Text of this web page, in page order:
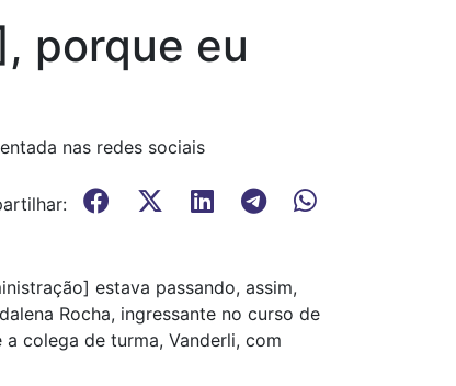
porque eu
nas redes sociais
estava passando, assim,
Rocha, ingressante no curso de
colega de turma, Vanderli, com